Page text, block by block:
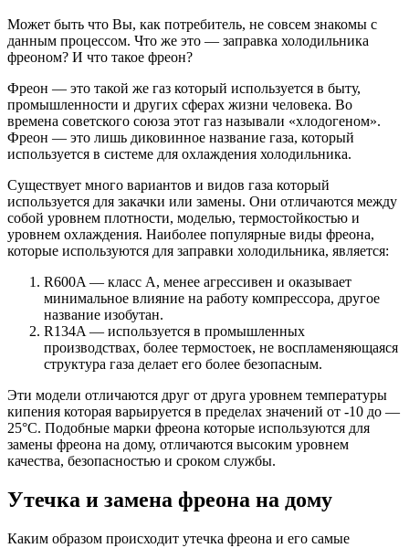
Может быть что Вы, как потребитель, не совсем знакомы с
данным процессом. Что же это — заправка холодильника
фреоном? И что такое фреон?
Фреон — это такой же газ который используется в быту,
промышленности и других сферах жизни человека. Во
времена советского союза этот газ называли «хлодогеном».
Фреон — это лишь диковинное название газа, который
используется в системе для охлаждения холодильника.
Существует много вариантов и видов газа который
используется для закачки или замены. Они отличаются между
собой уровнем плотности, моделью, термостойкостью и
уровнем охлаждения. Наиболее популярные виды фреона,
которые используются для заправки холодильника, является:
R600A — класс А, менее агрессивен и оказывает
минимальное влияние на работу компрессора, другое
название изобутан.
R134A — используется в промышленных
производствах, более термостоек, не воспламеняющаяся
структура газа делает его более безопасным.
Эти модели отличаются друг от друга уровнем температуры
кипения которая варьируется в пределах значений от -10 до —
25°C. Подобные марки фреона которые используются для
замены фреона на дому, отличаются высоким уровнем
качества, безопасностью и сроком службы.
Утечка и замена фреона на дому
Каким образом происходит утечка фреона и его самые